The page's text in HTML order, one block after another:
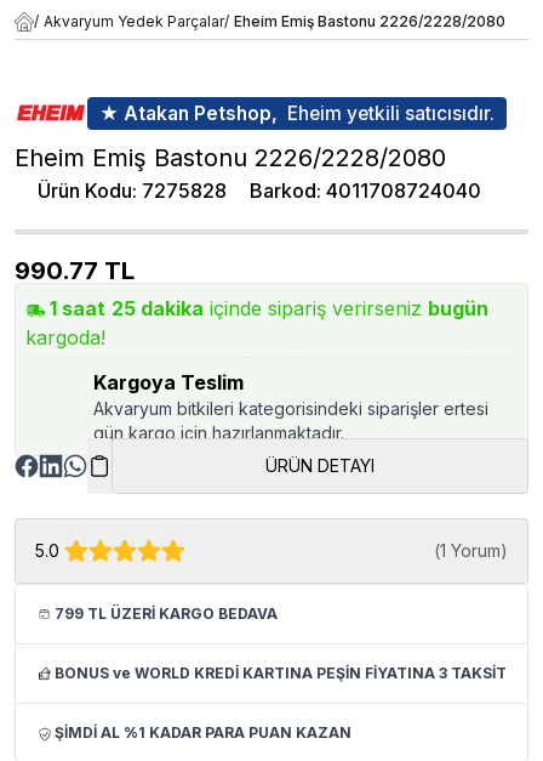
/ Akvaryum Yedek Parçalar/ Eheim Emiş Bastonu 2226/2228/2080
★ Atakan Petshop, Eheim yetkili satıcısıdır.
Eheim Emiş Bastonu 2226/2228/2080
Ürün Kodu: 7275828 Barkod: 4011708724040
990.77 TL
1 saat 25 dakika içinde sipariş verirseniz bugün
kargoda!
Kargoya Teslim
Akvaryum bitkileri kategorisindeki siparişler ertesi
gün kargo için hazırlanmaktadır.
ÜRÜN DETAYI
5.0 (1 Yorum)
799 TL ÜZERİ KARGO BEDAVA
BONUS ve WORLD KREDİ KARTINA PEŞİN FİYATINA 3 TAKSİT
ŞİMDİ AL %1 KADAR PARA PUAN KAZAN